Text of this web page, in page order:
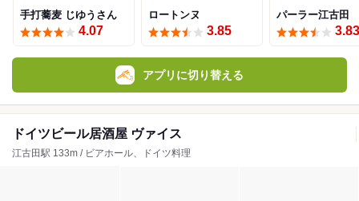
手打蕎麦 じゆうさん
4.07
ロートンヌ
3.85
パーラー江古田
3.83
アプリに切り替える
ドイツビール居酒屋 ヴァイス
江古田駅 133m / ビアホール、ドイツ料理